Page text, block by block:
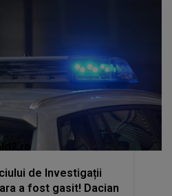
de Investigații
a fost gasit! Dacian